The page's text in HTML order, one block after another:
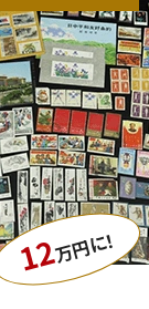
12万円に！